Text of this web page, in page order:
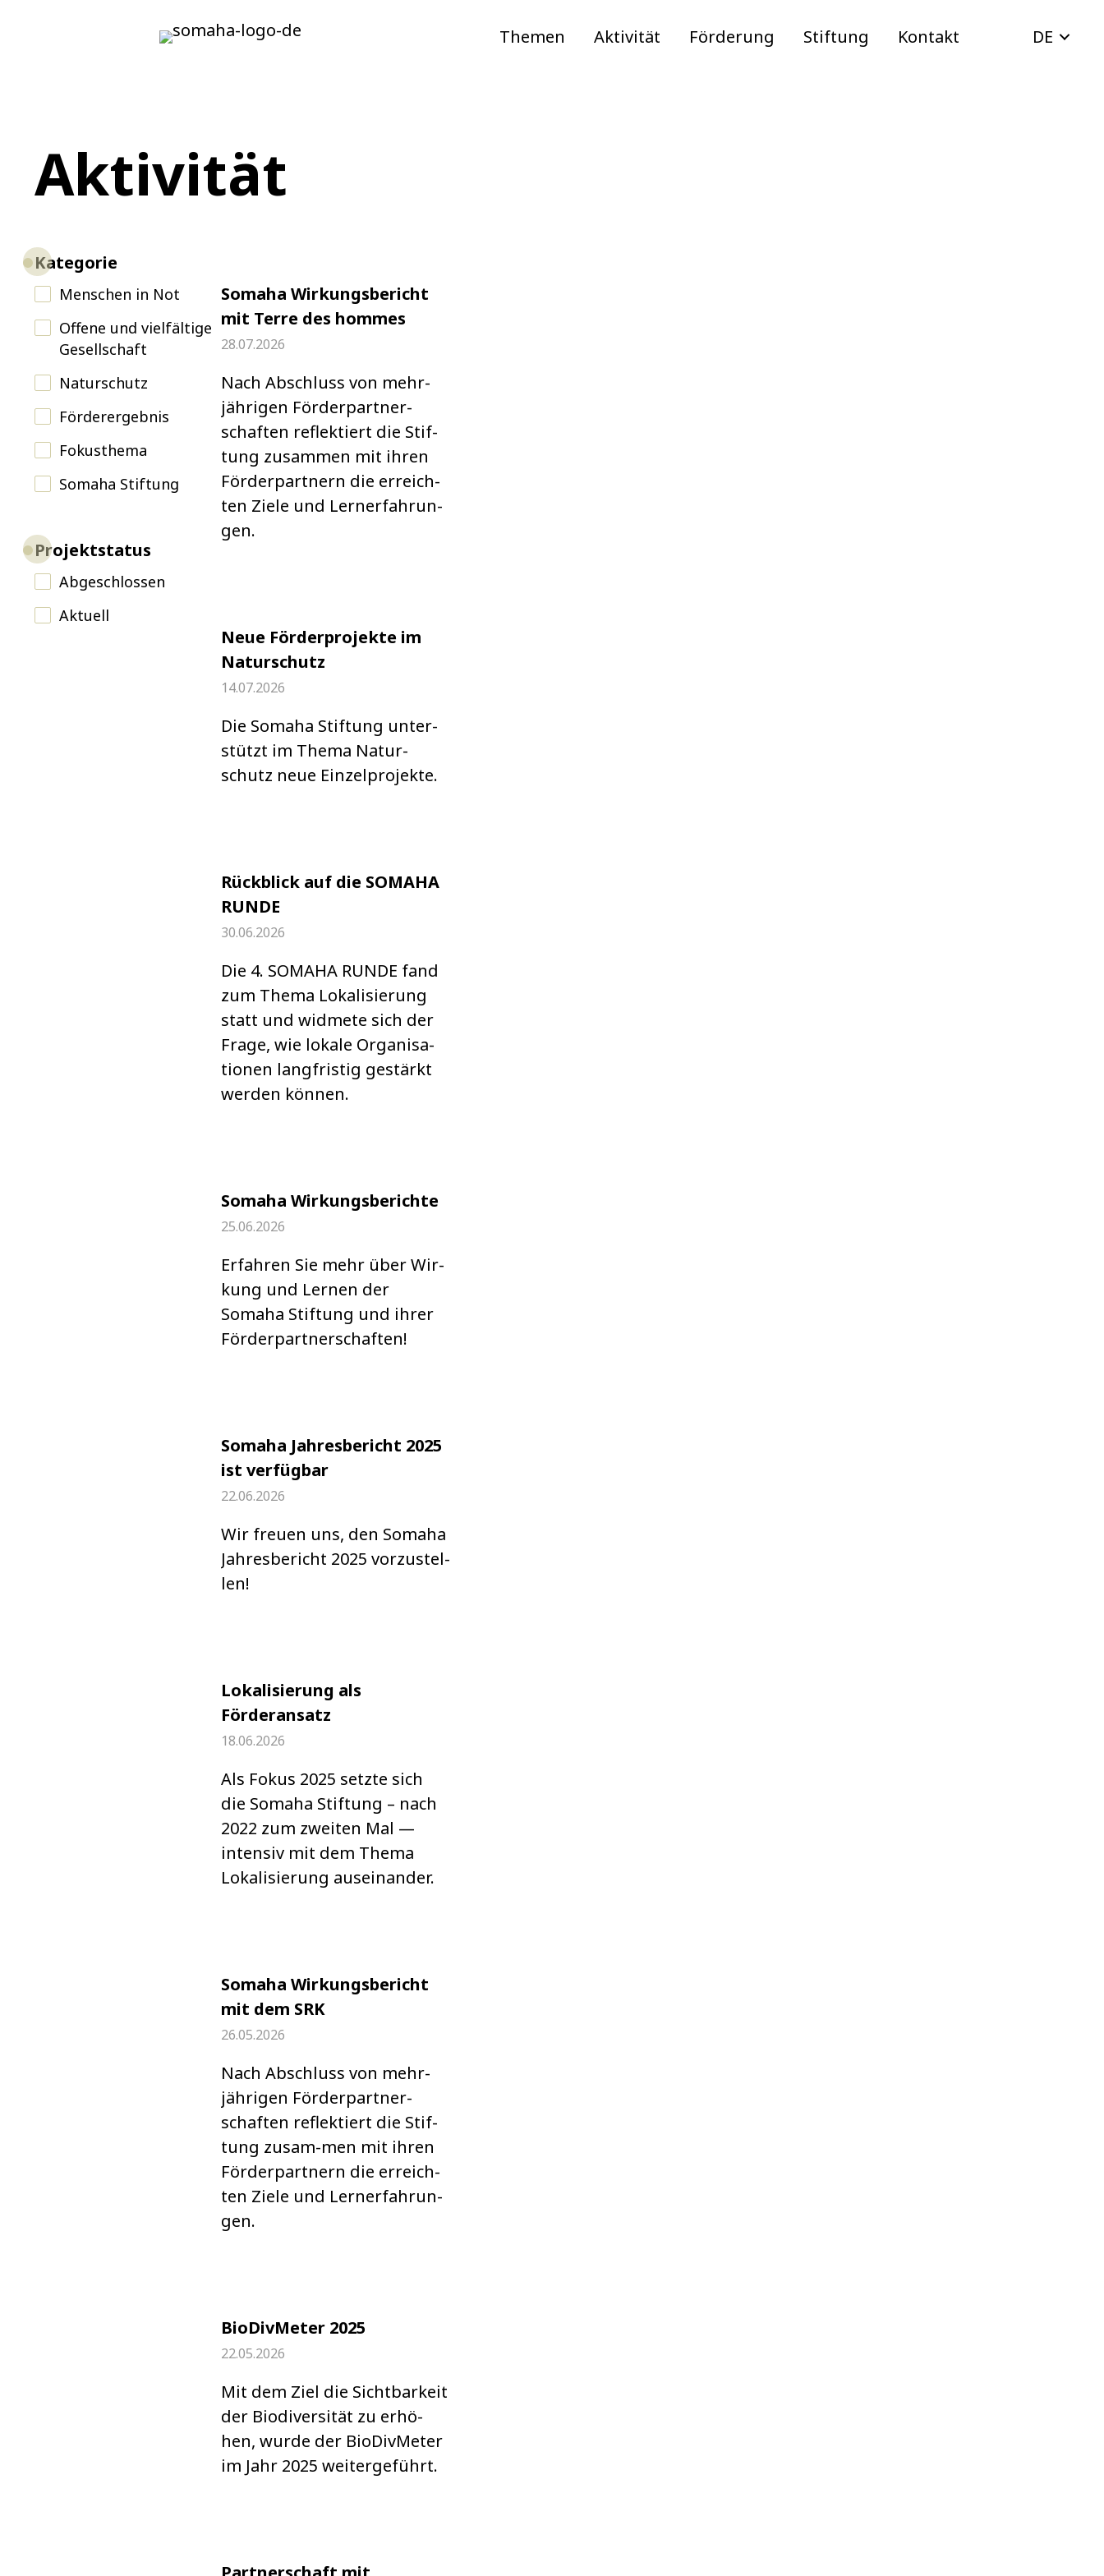
Themen Aktivität Förderung Stiftung Kontakt DE
Aktivität
Kategorie
Fokusthema
Förderergebnis
Menschen in Not
Naturschutz
Offene und vielfältige
Gesellschaft
Somaha Stiftung
Projektstatus
Abgeschlossen
Aktuell
Somaha Wirkungsbericht
mit Terre des hommes
28.07.2026
Nach Abschluss von mehr­
jäh­ri­gen För­der­part­ner­
schaf­ten reflek­tiert die Stif­
tung zusam­men mit ihren
För­der­part­nern die erreich­
ten Ziele und Lern­erfah­run­
gen.
Neue Förderprojekte im
Naturschutz
14.07.2026
Die Somaha Stif­tung unter­
stützt im Thema Natur­
schutz neue Ein­zel­pro­jekte.
Rückblick auf die SOMAHA
RUNDE
30.06.2026
Die 4. SOMAHA RUNDE fand
zum Thema Loka­li­sie­rung
statt und wid­mete sich der
Frage, wie lokale Orga­ni­sa­
tio­nen lang­fris­tig gestärkt
wer­den kön­nen.
Somaha Wirkungsberichte
25.06.2026
Erfah­ren Sie mehr über Wir­
kung und Ler­nen der
Somaha Stif­tung und ihrer
För­der­part­ner­schaf­ten!
Somaha Jahresbericht 2025
ist verfügbar
22.06.2026
Wir freuen uns, den Somaha
Jah­res­be­richt 2025 vor­zu­stel­
len!
Lokalisierung als
Förderansatz
18.06.2026
Als Fokus 2025 setzte sich
die Somaha Stif­tung – nach
2022 zum zwei­ten Mal —
inten­siv mit dem Thema
Loka­li­sie­rung aus­ein­an­der.
Somaha Wirkungsbericht
mit dem SRK
26.05.2026
Nach Abschluss von mehr­
jäh­ri­gen För­der­part­ner­
schaf­ten reflek­tiert die Stif­
tung zusam-men mit ihren
För­der­part­nern die erreich­
ten Ziele und Lern­erfah­run­
gen.
BioDivMeter 2025
22.05.2026
Mit dem Ziel die Sicht­bar­keit
der Bio­di­ver­si­tät zu erhö­
hen, wurde der Bio­Div­Me­ter
im Jahr 2025 wei­ter­ge­führt.